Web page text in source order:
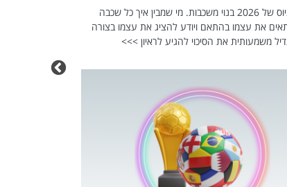
תהליך הגיוס של 2026 בנוי משכבות. מי שמבין איך כל שכבה
את עצמו בהתאם ויודע להציג את עצמו בצורה
משמעותית את הסיכוי להגיע לראיון >>>